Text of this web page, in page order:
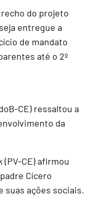
do projeto
entregue a
de mandato
até o 2º
CE) ressaltou a
da
(PV-CE) afirmou
Cícero
suas ações sociais.